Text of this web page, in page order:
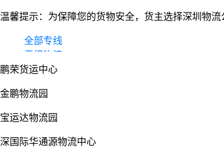
温馨提示：为保障您的货物安全，货主选择深圳物
全部专线
零担物流
整车货运
鹏荣货运中心
金鹏物流园
宝运达物流园
深国际华通源物流中心